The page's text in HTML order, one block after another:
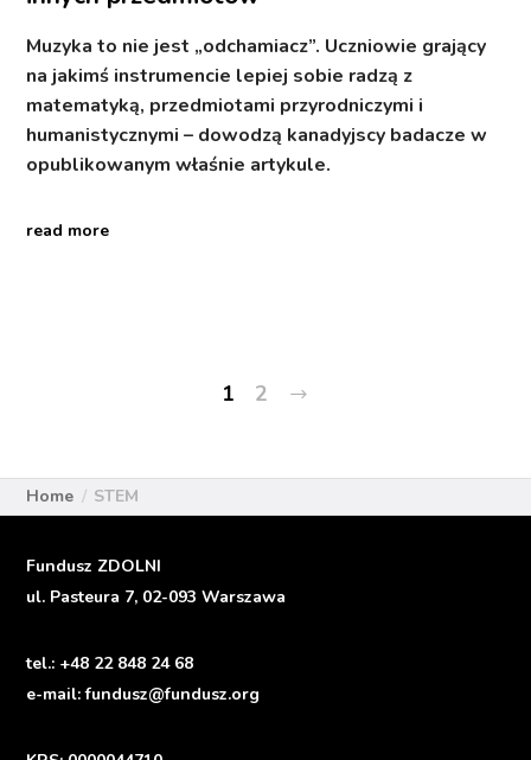
Muzyka to nie jest „odchamiacz”. Uczniowie grający
na jakimś instrumencie lepiej sobie radzą z
matematyką, przedmiotami przyrodniczymi i
humanistycznymi – dowodzą kanadyjscy badacze w
opublikowanym właśnie artykule.
read more
1 2
Home STEM
Fundusz ZDOLNI
ul. Pasteura 7, 02-093 Warszawa
tel.: +48 22 848 24 68
e-mail:fundusz@fundusz.org